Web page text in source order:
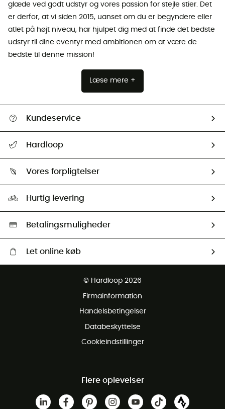
glæde ved godt udstyr og vores passion for stejle stier. Det
er derfor, at vi siden 2015, uanset om du er begyndere eller
atlet på højt niveau, har hjulpet dig med at finde det bedste
udstyr til dine eventyr med ambitionen om at være de
bedste til denne mission!
Læse mere +
Kundeservice
Returnering & Tilbagebetaling
Hardloop
Our ambassadors
Vores forpligtelser
Second hand
HardGreen Udvalg
Hurtig levering
Betalingsmuligheder
Let online køb
Gratis retur inden for 100 dage
© Hardloop 2026
Firmainformation
Handelsbetingelser
Databeskyttelse
Cookieindstillinger
Flere oplevelser